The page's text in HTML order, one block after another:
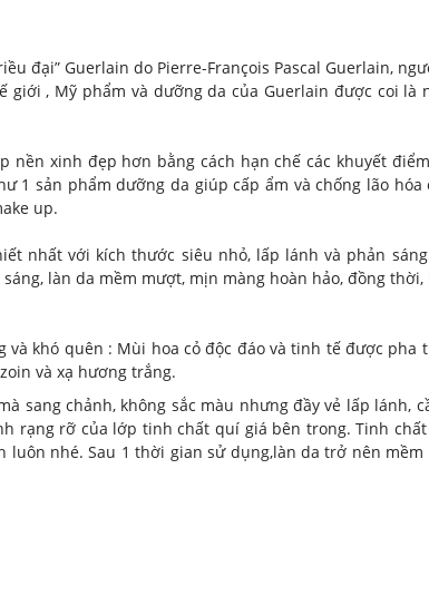
đại” Guerlain do Pierre-François Pascal Guerlain,
, Mỹ phẩm và dưỡng da của Guerlain được coi là
nền xinh đẹp hơn bằng cách hạn chế các khuyết
1 sản phẩm dưỡng da giúp cấp ẩm và chống lão hóa
up.
nhất với kích thước siêu nhỏ, lấp lánh và phản
làn da mềm mượt, mịn màng hoàn hảo, đồng thời,
khó quên : Mùi hoa cỏ độc đáo và tinh tế được pha
và xạ hương trắng.
sang chảnh, không sắc màu nhưng đầy vẻ lấp lánh,
rạng rỡ của lớp tinh chất quí giá bên trong. Tinh chất
nhé. Sau 1 thời gian sử dụng,làn da trở nên mềm